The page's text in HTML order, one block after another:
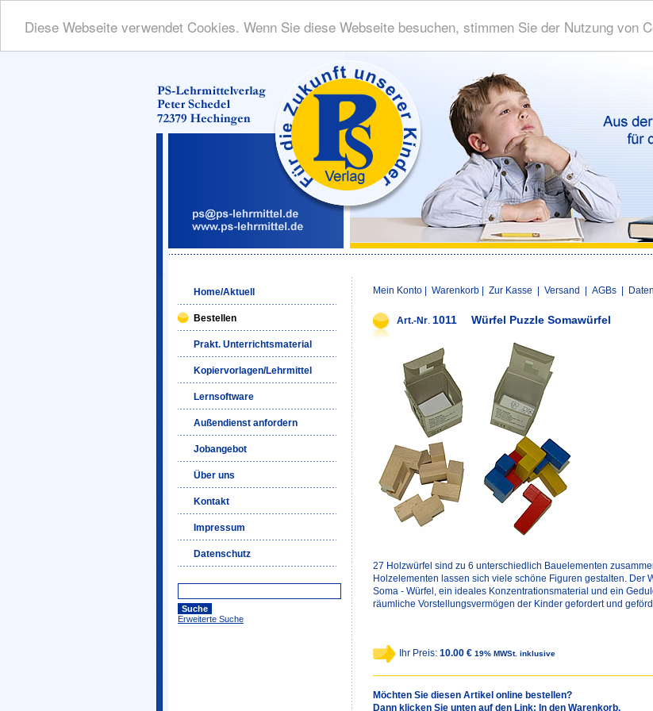
Diese Webseite verwendet Cookies. Wenn Sie diese Webseite besuchen, stimmen Sie der Nutzung von
Home/Aktuell
Bestellen
Prakt. Unterrichtsmaterial
Kopiervorlagen/Lehrmittel
Lernsoftware
Außendienst anfordern
Jobangebot
Über uns
Kontakt
Impressum
Datenschutz
Erweiterte Suche
Mein Konto Warenkorb Zur Kasse Versand AGBs
Art.-Nr. 1011 Würfel Puzzle Somawürfel
27 Holzwürfel sind zu 6 unterschiedlich Bauelementen
Holzelementen lassen sich viele schöne Figuren gestalten. Der
Soma - Würfel, ein ideales Konzentrationsmaterial und ein
räumliche Vorstellungsvermögen der Kinder gefordert und
Ihr Preis: 10.00 € 19% MWSt. inklusive
Möchten Sie diesen Artikel online bestellen?
Dann klicken Sie unten auf den Link: In den Warenkorb.